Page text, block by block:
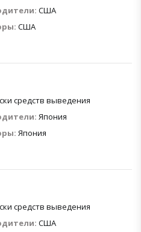
США
США
средств выведения
Япония
Япония
средств выведения
США